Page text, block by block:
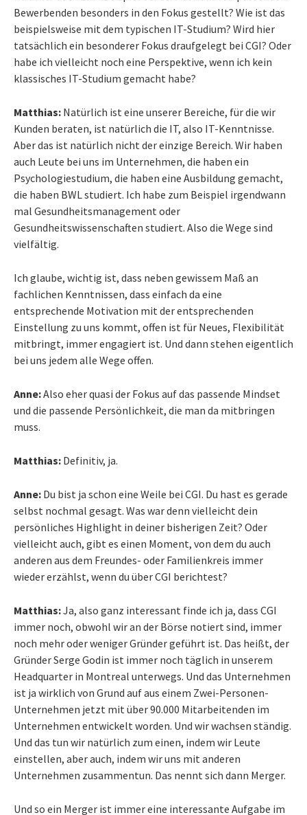
Bewerbenden besonders in den Fokus gestellt? Wie ist das
beispielsweise mit dem typischen IT-Studium? Wird hier
tatsächlich ein besonderer Fokus draufgelegt bei CGI? Oder
habe ich vielleicht noch eine Perspektive, wenn ich kein
klassisches IT-Studium gemacht habe?
Matthias: Natürlich ist eine unserer Bereiche, für die wir
Kunden beraten, ist natürlich die IT, also IT-Kenntnisse.
Aber das ist natürlich nicht der einzige Bereich. Wir haben
auch Leute bei uns im Unternehmen, die haben ein
Psychologiestudium, die haben eine Ausbildung gemacht,
die haben BWL studiert. Ich habe zum Beispiel irgendwann
mal Gesundheitsmanagement oder
Gesundheitswissenschaften studiert. Also die Wege sind
vielfältig.
Ich glaube, wichtig ist, dass neben gewissem Maß an
fachlichen Kenntnissen, dass einfach da eine
entsprechende Motivation mit der entsprechenden
Einstellung zu uns kommt, offen ist für Neues, Flexibilität
mitbringt, immer engagiert ist. Und dann stehen eigentlich
bei uns jedem alle Wege offen.
Anne:Also eher quasi der Fokus auf das passende Mindset
und die passende Persönlichkeit, die man da mitbringen
muss.
Matthias: Definitiv, ja.
Anne: Du bist ja schon eine Weile bei CGI. Du hast es gerade
selbst nochmal gesagt. Was war denn vielleicht dein
persönliches Highlight in deiner bisherigen Zeit? Oder
vielleicht auch, gibt es einen Moment, von dem du auch
anderen aus dem Freundes- oder Familienkreis immer
wieder erzählst, wenn du über CGI berichtest?
Matthias:Ja, also ganz interessant finde ich ja, dass CGI
immer noch, obwohl wir an der Börse notiert sind, immer
noch mehr oder weniger Gründer geführt ist. Das heißt, der
Gründer Serge Godin ist immer noch täglich in unserem
Headquarter in Montreal unterwegs. Und das Unternehmen
ist ja wirklich von Grund auf aus einem Zwei-Personen-
Unternehmen jetzt mit über 90.000 Mitarbeitenden im
Unternehmen entwickelt worden. Und wir wachsen ständig.
Und das tun wir natürlich zum einen, indem wir Leute
einstellen, aber auch, indem wir uns mit anderen
Unternehmen zusammentun. Das nennt sich dann Merger.
Und so ein Merger ist immer eine interessante Aufgabe im